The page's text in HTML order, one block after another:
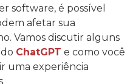
software, é possível
afetar sua
Vamos discutir alguns
ChatGPT e como você
uma experiência